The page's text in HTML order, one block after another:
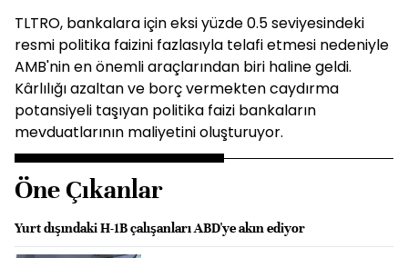
TLTRO, bankalara için eksi yüzde 0.5 seviyesindeki
resmi politika faizini fazlasıyla telafi etmesi nedeniyle
AMB'nin en önemli araçlarından biri haline geldi.
Kârlılığı azaltan ve borç vermekten caydırma
potansiyeli taşıyan politika faizi bankaların
mevduatlarının maliyetini oluşturuyor.
Öne Çıkanlar
Yurt dışındaki H-1B çalışanları ABD'ye akın ediyor